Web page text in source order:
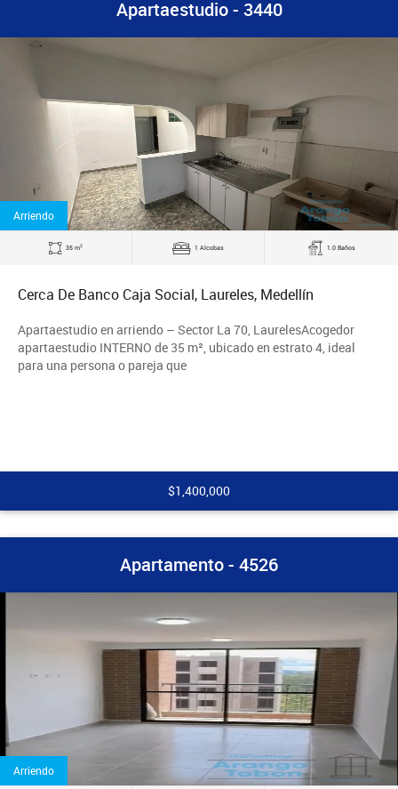
Apartaestudio - 3440
Arriendo
35 m2 1 Alcobas 1.0 Baños
Cerca De Banco Caja Social, Laureles, Medellín
Apartaestudio en arriendo – Sector La 70, LaurelesAcogedor
apartaestudio INTERNO de 35 m², ubicado en estrato 4, ideal
para una persona o pareja que
$1,400,000
Apartamento - 4526
Arriendo